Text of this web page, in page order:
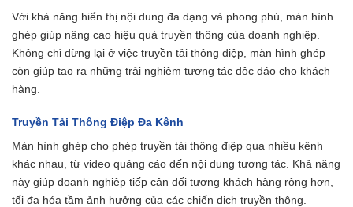
Với khả năng hiển thị nội dung đa dạng và phong phú, màn hình
ghép giúp nâng cao hiệu quả truyền thông của doanh nghiệp.
Không chỉ dừng lại ở việc truyền tải thông điệp, màn hình ghép
còn giúp tạo ra những trải nghiệm tương tác độc đáo cho khách
hàng.
Truyền Tải Thông Điệp Đa Kênh
Màn hình ghép cho phép truyền tải thông điệp qua nhiều kênh
khác nhau, từ video quảng cáo đến nội dung tương tác. Khả năng
này giúp doanh nghiệp tiếp cận đối tượng khách hàng rộng hơn,
tối đa hóa tầm ảnh hưởng của các chiến dịch truyền thông.